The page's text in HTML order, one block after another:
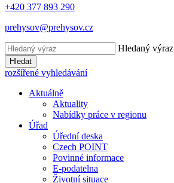
+420 377 893 290
prehysov@prehysov.cz
Hledaný výraz
Hledat
rozšířené vyhledávání
Aktuálně
Aktuality
Nabídky práce v regionu
Úřad
Úřední deska
Czech POINT
Povinné informace
E-podatelna
Životní situace